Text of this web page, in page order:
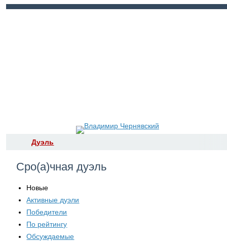
Дуэль
Сро(а)чная дуэль
Новые
Активные дуэли
Победители
По рейтингу
Обсуждаемые